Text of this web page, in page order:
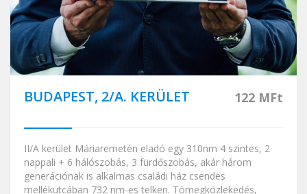
BUDAPEST, 2/A. KERÜLET 122 MFt
II/A kerület Máriaremetén eladó egy 310nm 4 szintes, 2
nappali + 6 hálószobás, 3 fürdőszobás, akár három
generációnak is alkalmas családi ház csendes
mellékutcában 732 nm-es telken. Tömegközlekedés,